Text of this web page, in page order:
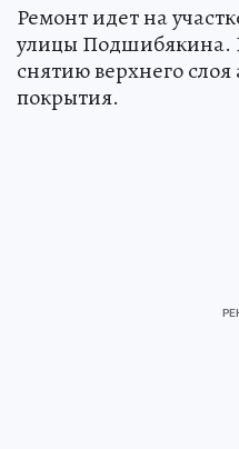
Ремонт идет на
улицы Подшибякина.
снятию верхнего
покрытия.